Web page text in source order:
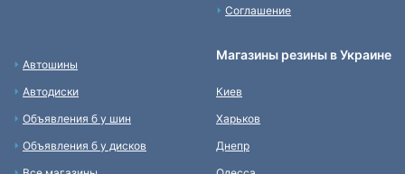
Соглашение
Автошины
Автодиски
Объявления б у шин
Объявления б у дисков
Магазины резины в Украине
Киев
Харьков
Днепр